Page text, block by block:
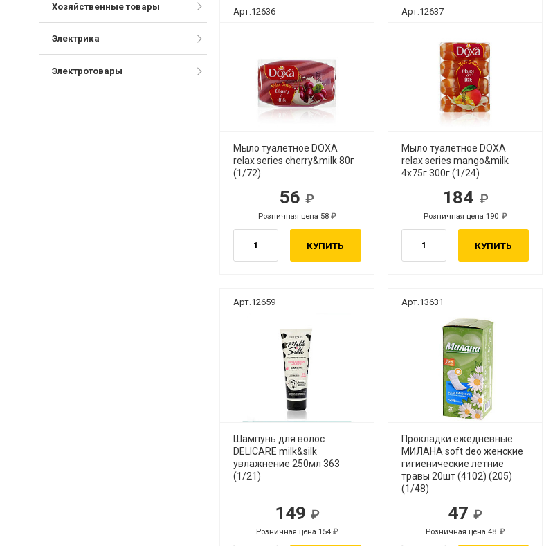
Арт.12636
Мыло туалетное DOXA
relax series cherry&milk 80г
(1/72)
56
Розничная цена 58
КУПИТЬ
Арт.12637
Мыло туалетное DOXA
relax series mango&milk
4х75г 300г (1/24)
184
Розничная цена 190
КУПИТЬ
руб.
руб.
руб.
руб.
Арт.12659
Шампунь для волос
DELICARE milk&silk
увлажнение 250мл 363
(1/21)
149
Розничная цена 154
Арт.13631
Прокладки ежедневные
МИЛАНА soft deo женские
гигиенические летние
травы 20шт (4102) (205)
(1/48)
47
Розничная цена 48
руб.
руб.
руб.
руб.
Хозяйственные товары
Электрика
Электротовары